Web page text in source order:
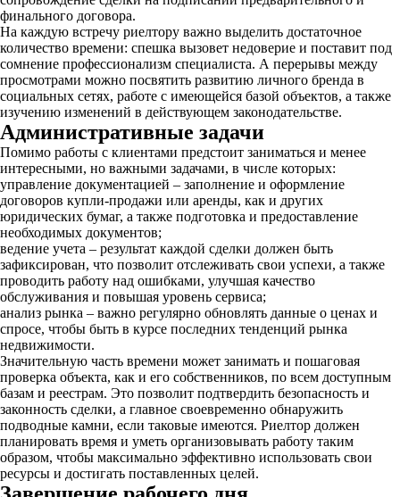
финального договора.
На каждую встречу риелтору важно выделить достаточное
количество времени: спешка вызовет недоверие и поставит под
сомнение профессионализм специалиста. А перерывы между
просмотрами можно посвятить развитию личного бренда в
социальных сетях, работе с имеющейся базой объектов, а также
изучению изменений в действующем законодательстве.
Административные задачи
Помимо работы с клиентами предстоит заниматься и менее
интересными, но важными задачами, в числе которых:
управление документацией – заполнение и оформление
договоров купли-продажи или аренды, как и других
юридических бумаг, а также подготовка и предоставление
необходимых документов;
ведение учета – результат каждой сделки должен быть
зафиксирован, что позволит отслеживать свои успехи, а также
проводить работу над ошибками, улучшая качество
обслуживания и повышая уровень сервиса;
анализ рынка – важно регулярно обновлять данные о ценах и
спросе, чтобы быть в курсе последних тенденций рынка
недвижимости.
Значительную часть времени может занимать и пошаговая
проверка объекта, как и его собственников, по всем доступным
базам и реестрам. Это позволит подтвердить безопасность и
законность сделки, а главное своевременно обнаружить
подводные камни, если таковые имеются. Риелтор должен
планировать время и уметь организовывать работу таким
образом, чтобы максимально эффективно использовать свои
ресурсы и достигать поставленных целей.